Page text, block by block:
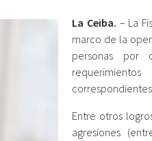
La Ceiba. – La
marco de la
personas por
Entre otros
agresiones